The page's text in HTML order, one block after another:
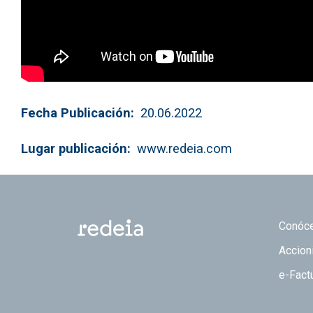
Fecha Publicación 20.06.2022
Lugar publicación www.redeia.com
Footer
e-